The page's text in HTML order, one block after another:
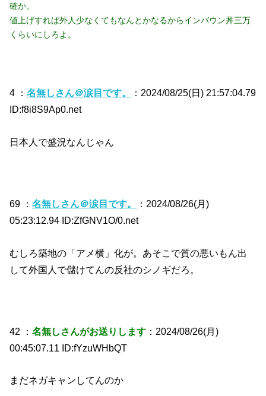
確か。
値上げすれば外人少なくてもなんとかなるからインバウン丼三万
くらいにしろよ。
4 ：名無しさん＠涙目です。
：2024/08/25(日) 21:57:04.79
ID:f8i8S9Ap0.net
日本人で盛況なんじゃん
69 ：名無しさん＠涙目です。
：2024/08/26(月)
05:23:12.94 ID:ZfGNV1O/0.net
むしろ築地の「アメ横」化が。あそこで質の悪いもん出
して外国人で儲けてんの反社のシノギだろ。
42 ：名無しさんがお送りします ：2024/08/26(月)
00:45:07.11 ID:fYzuWHbQT
まだネガキャンしてんのか